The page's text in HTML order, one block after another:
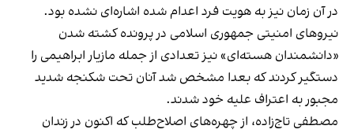
در آن زمان نیز به هویت فرد اعدام شده اشاره‌ای نشده بود.
نیروهای امنیتی جمهوری اسلامی در پرونده کشته شدن
«دانشمندان هسته‌ای» نیز تعدادی از جمله مازیار ابراهیمی را
دستگیر کردند که بعدا مشخص شد آنان تحت شکنجه شدید
مجبور به اعتراف علیه خود شدند.
مصطفی تاج‌زاده، از چهره‌های اصلاح‌طلب که اکنون در زندان